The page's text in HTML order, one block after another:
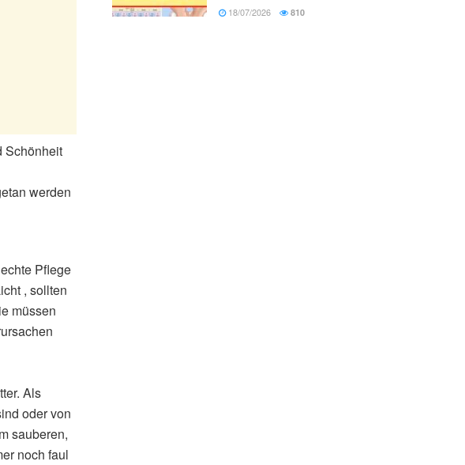
Schönheit
werden
Pflege
, sollten
müssen
Als
oder von
sauberen,
noch faul
18/07/2026 810